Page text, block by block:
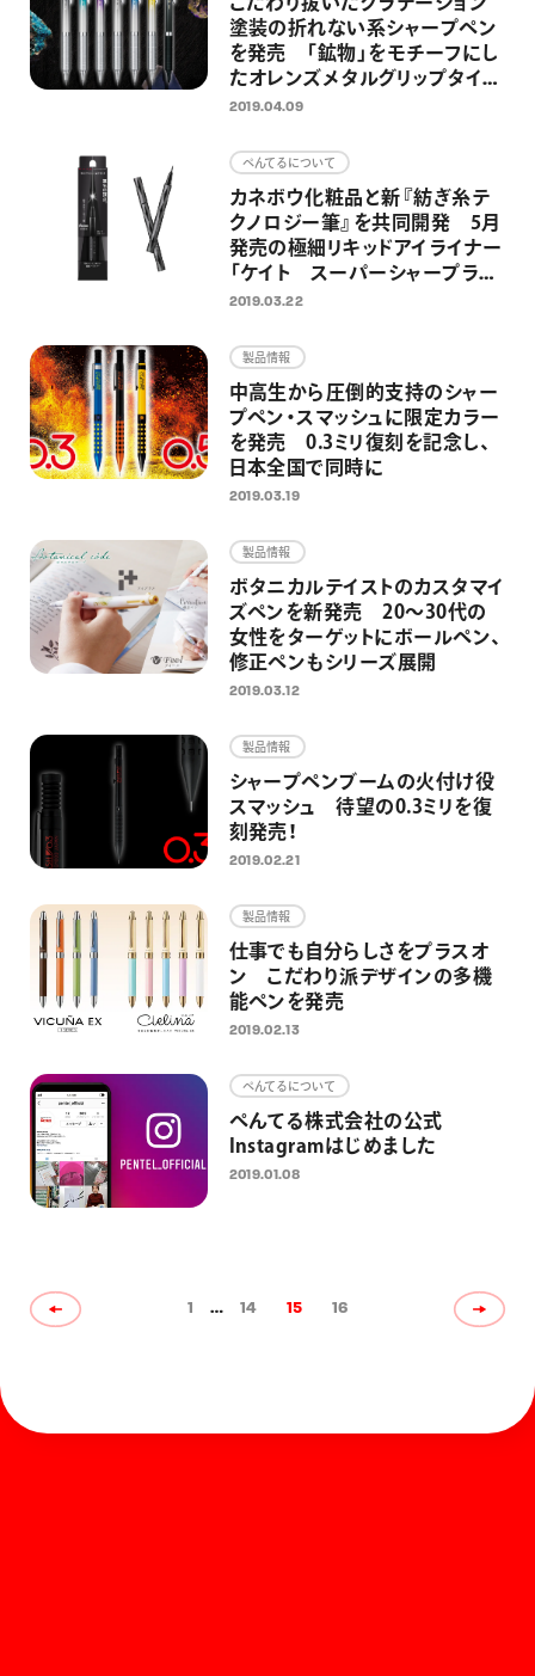
塗装の折れない系シャープペン
を発売 「鉱物」をモチーフにし
たオレンズメタルグリップタイプ
を限定で
2019.04.09
ぺんてるについて
カネボウ化粧品と新『紡ぎ糸テ
クノロジー筆』を共同開発 5月
発売の極細リキッドアイライナー
「ケイト スーパーシャープライ
ナーEX2.0」に搭載
2019.03.22
製品情報
中高生から圧倒的支持のシャー
プペン・スマッシュに限定カラー
を発売 0.3ミリ復刻を記念し、
日本全国で同時に
2019.03.19
製品情報
ボタニカルテイストのカスタマイ
ズペンを新発売 20～30代の
女性をターゲットにボールペン、
修正ペンもシリーズ展開
2019.03.12
製品情報
シャープペンブームの火付け役
スマッシュ 待望の0.3ミリを復
刻発売！
2019.02.21
製品情報
仕事でも自分らしさをプラスオ
ン こだわり派デザインの多機
能ペンを発売
2019.02.13
ぺんてるについて
ぺんてる株式会社の公式
Instagramはじめました
2019.01.08
1 … 14 15 16